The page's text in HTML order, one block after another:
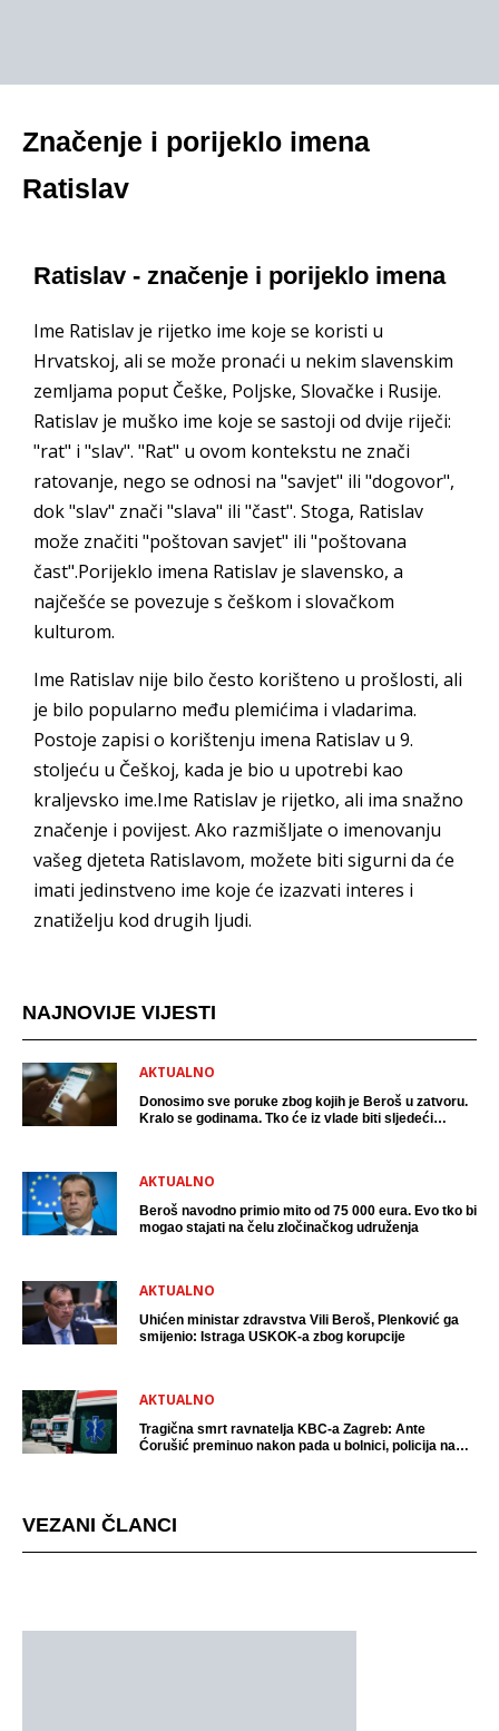
Značenje i porijeklo imena
Ratislav
Ratislav - značenje i porijeklo imena
Ime Ratislav je rijetko ime koje se koristi u
Hrvatskoj, ali se može pronaći u nekim slavenskim
zemljama poput Češke, Poljske, Slovačke i Rusije.
Ratislav je muško ime koje se sastoji od dvije riječi:
"rat" i "slav". "Rat" u ovom kontekstu ne znači
ratovanje, nego se odnosi na "savjet" ili "dogovor",
dok "slav" znači "slava" ili "čast". Stoga, Ratislav
može značiti "poštovan savjet" ili "poštovana
čast".Porijeklo imena Ratislav je slavensko, a
najčešće se povezuje s češkom i slovačkom
kulturom.
Ime Ratislav nije bilo često korišteno u prošlosti, ali
je bilo popularno među plemićima i vladarima.
Postoje zapisi o korištenju imena Ratislav u 9.
stoljeću u Češkoj, kada je bio u upotrebi kao
kraljevsko ime.Ime Ratislav je rijetko, ali ima snažno
značenje i povijest. Ako razmišljate o imenovanju
vašeg djeteta Ratislavom, možete biti sigurni da će
imati jedinstveno ime koje će izazvati interes i
znatiželju kod drugih ljudi.
NAJNOVIJE VIJESTI
AKTUALNO
Donosimo sve poruke zbog kojih je Beroš u zatvoru.
Kralo se godinama. Tko će iz vlade biti sljedeći
AKTUALNO
Beroš navodno primio mito od 75 000 eura. Evo tko bi
mogao stajati na čelu zločinačkog udruženja
AKTUALNO
Uhićen ministar zdravstva Vili Beroš, Plenković ga
smijenio: Istraga USKOK-a zbog korupcije
AKTUALNO
Tragična smrt ravnatelja KBC-a Zagreb: Ante
Ćorušić preminuo nakon pada u bolnici, policija na
VEZANI ČLANCI